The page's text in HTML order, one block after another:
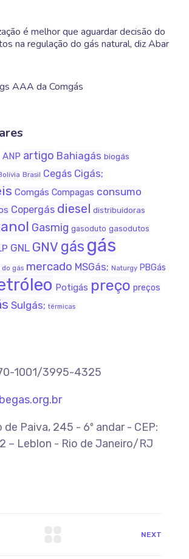
é melhor que aguardar decisão do
na regulação do gás natural, diz Abar
AAA da Comgás
ANP artigo Bahiagás biogás
Brasil Cegás Cigás;
Comgás Compagas consumo
Copergás diesel distribuidoras
Gasmig gasoduto gasodutos
GNL GNV gás gás
do gás mercado MSGás; Naturgy PBGás
Potigás preço preços
Sulgás; térmicas
1001/3995-4325
Paiva, 245 - 6º andar - CEP:
– Leblon - Rio de Janeiro/RJ
NEXT